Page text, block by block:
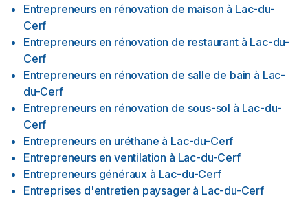
Entrepreneurs en rénovation de maison à Lac-du-
Cerf
Entrepreneurs en rénovation de restaurant à Lac-du-
Cerf
Entrepreneurs en rénovation de salle de bain à Lac-
du-Cerf
Entrepreneurs en rénovation de sous-sol à Lac-du-
Cerf
Entrepreneurs en uréthane à Lac-du-Cerf
Entrepreneurs en ventilation à Lac-du-Cerf
Entrepreneurs généraux à Lac-du-Cerf
Entreprises d'entretien paysager à Lac-du-Cerf